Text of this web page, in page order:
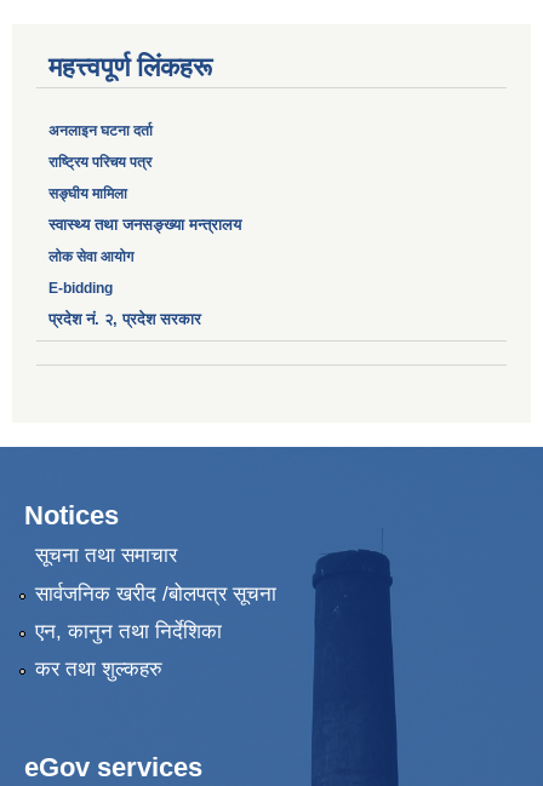
महत्त्वपूर्ण लिंकहरू
अनलाइन घटना दर्ता
‎राष्ट्रिय परिचय पत्र
सङ्‍घीय मामिला
स्वास्थ्य तथा जनसङ्ख्या मन्त्रालय
लोक सेवा आयोग
E-bidding
प्रदेश नं. २, प्रदेश सरकार
Notices
सूचना तथा समाचार
सार्वजनिक खरीद /बोलपत्र सूचना
एन, कानुन तथा निर्देशिका
कर तथा शुल्कहरु
eGov services